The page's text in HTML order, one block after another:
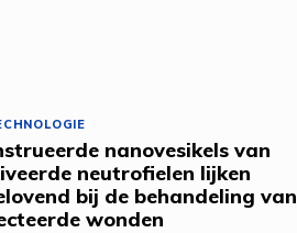
nanovesikels van
neutrofielen lijken
bij de behandeling van
wonden